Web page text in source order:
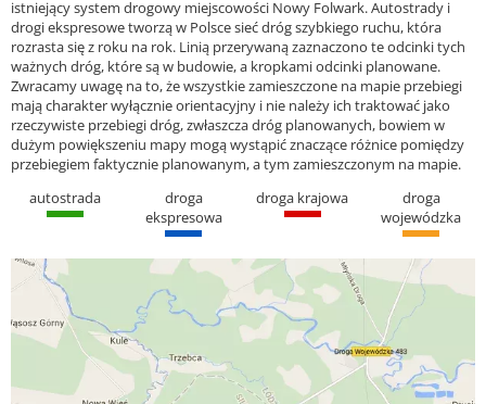
istniejący system drogowy miejscowości Nowy Folwark. Autostrady i
drogi ekspresowe tworzą w Polsce sieć dróg szybkiego ruchu, która
rozrasta się z roku na rok. Linią przerywaną zaznaczono te odcinki tych
ważnych dróg, które są w budowie, a kropkami odcinki planowane.
Zwracamy uwagę na to, że wszystkie zamieszczone na mapie przebiegi
mają charakter wyłącznie orientacyjny i nie należy ich traktować jako
rzeczywiste przebiegi dróg, zwłaszcza dróg planowanych, bowiem w
dużym powiększeniu mapy mogą wystąpić znaczące różnice pomiędzy
przebiegiem faktycznie planowanym, a tym zamieszczonym na mapie.
autostrada
droga
ekspresowa
droga krajowa
droga
wojewódzka